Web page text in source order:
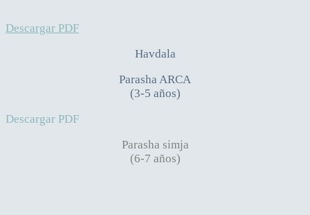
Descargar PDF
Havdala
Parasha ARCA
(3-5 años)
Descargar PDF
Parasha simja
(6-7 años)